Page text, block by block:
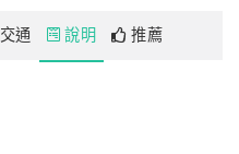
交通 說明 推薦